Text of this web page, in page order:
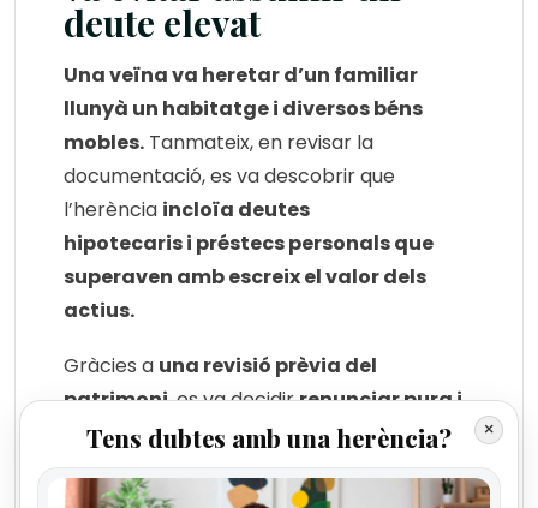
deute elevat
Una veïna va heretar d’un familiar
llunyà un habitatge i diversos béns
mobles. Tanmateix, en revisar la
documentació, es va descobrir que
l’herència incloïa deutes
hipotecaris i préstecs personals que
superaven amb escreix el valor dels
actius.
Gràcies a una revisió prèvia del
patrimoni, es va decidirrenunciar pura i
simplement.
Amb aquesta decisió, l’hereva va evitar
×
Tens dubtes amb una herència?